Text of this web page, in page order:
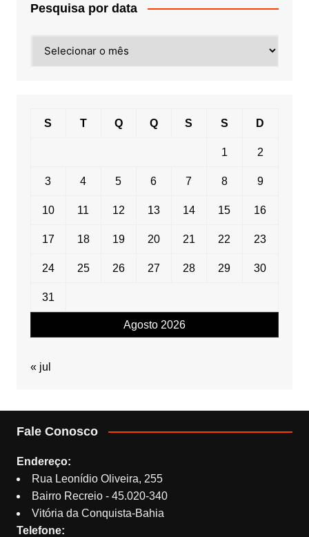
Pesquisa por data
por
Agosto 2026
S T Q Q S S D
1 2
3 4 5 6 7 8 9
10 11 12 13 14 15 16
17 18 19 20 21 22 23
24 25 26 27 28 29 30
31
« jul
Fale Conosco
Endereço:
Rua Leonídio Oliveira, 255
Bairro Recreio - 45.020-340
Vitória da Conquista-Bahia
Telefone: